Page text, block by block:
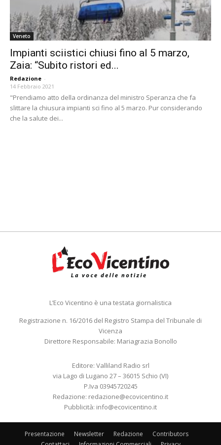
Veneto
Impianti sciistici chiusi fino al 5 marzo,
Zaia: “Subito ristori ed...
Redazione -
14 Febbraio 2021
"Prendiamo atto della ordinanza del ministro Speranza che fa
slittare la chiusura impianti sci fino al 5 marzo. Pur considerando
che la salute dei...
L’Eco Vicentino è una testata giornalistica
Registrazione n. 16/2016 del Registro Stampa del Tribunale di
Vicenza
Direttore Responsabile: Mariagrazia Bonollo
Editore: Valliland Radio srl
via Lago di Lugano 27 – 36015 Schio (VI)
P.Iva 03945720245
Redazione: redazione@ecovicentino.it
Pubblicità: info@ecovicentino.it
Presentazione Newsletter Redazione
Contributors